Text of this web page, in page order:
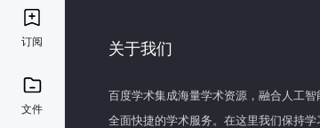
订阅
文件
关于我们
百度学术集成海量学术资源，融合人工
全面快捷的学术服务。在这里我们保持学